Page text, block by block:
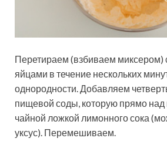
Перетираем (взбиваем миксером)
яйцами в течение нескольких
однородности. Добавляем
пищевой соды, которую прямо над
чайной ложкой лимонного сока
уксус). Перемешиваем.